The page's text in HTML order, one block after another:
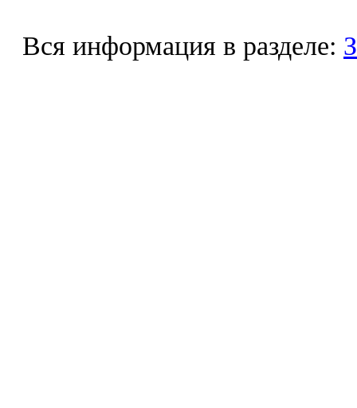
Вся информация в разделе: